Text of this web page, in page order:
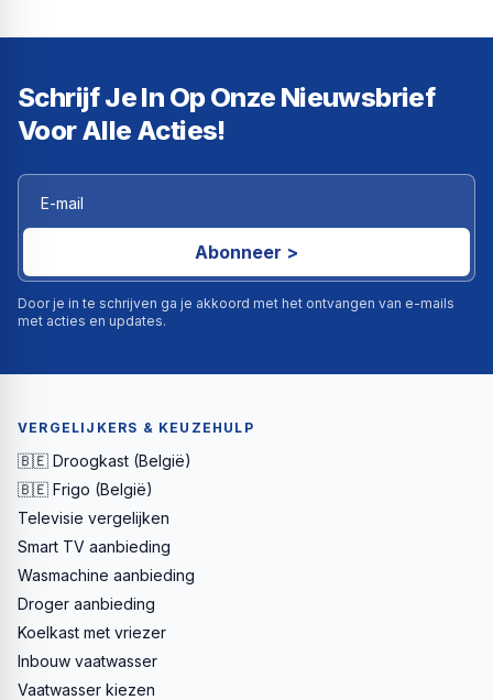
Schrijf Je In Op Onze Nieuwsbrief
Voor Alle Acties!
Abonneer >
Door je in te schrijven ga je akkoord met het ontvangen van e-mails
met acties en updates.
VERGELIJKERS & KEUZEHULP
🇧🇪 Droogkast (België)
🇧🇪 Frigo (België)
Televisie vergelijken
Smart TV aanbieding
Wasmachine aanbieding
Droger aanbieding
Koelkast met vriezer
Inbouw vaatwasser
Vaatwasser kiezen